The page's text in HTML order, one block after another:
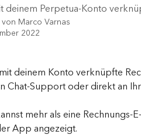
deinem Perpetua-Konto
Marco Varnas
2022
deinem Konto verknüpfte
Chat-Support oder direkt an
mehr als eine Rechnungs-
App angezeigt.